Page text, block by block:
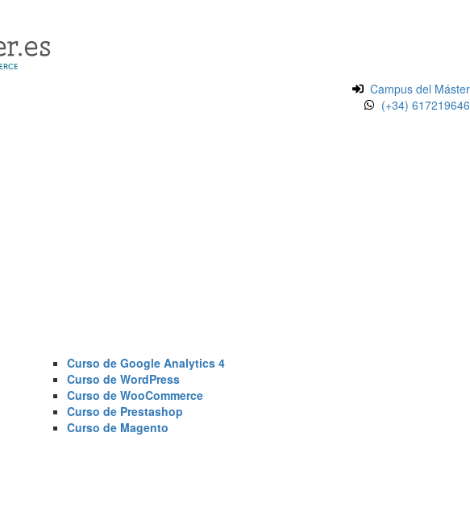
Campus del Máster
(+34) 617219646
Curso de Google Analytics 4
Curso de WordPress
Curso de WooCommerce
Curso de Prestashop
Curso de Magento